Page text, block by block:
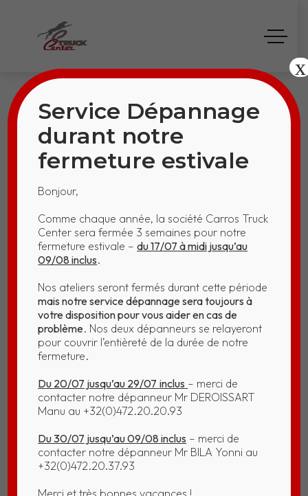
KO 13491 – MOL
DEMENAGEMENTS
Home KO 13491 – MOL DEMENAGEMENTS
Service Dépannage
durant notre
fermeture estivale
Bonjour,
Comme chaque année, la société Carros Truck
Center sera fermée 3 semaines pour notre
fermeture estivale –du 17/07 à midi jusqu’au
09/08 inclus.
Nos ateliers seront fermés durant cette période
mais notre service dépannage sera toujours à
votre disposition pour vous aider en cas de
problème. Nos deux dépanneurs se relayeront
pour couvrir l’entièreté de la durée de notre
fermeture.
Du 20/07 jusqu’au 29/07 inclus – merci de
contacter notre dépanneur Mr DEROISSART
Manu au +32(0)472.20.20.93
Du 30/07 jusqu’au 09/08 inclus – merci de
contacter notre dépanneur Mr BILA Yonni au
+32(0)472.20.37.93
Merci et très bonnes vacances !
x